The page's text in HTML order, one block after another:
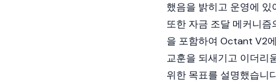
했음을 밝히고 운영에
또한 자금 조달 메커니즘
을 포함하여 Octant V2
교훈을 되새기고 이더리
위한 목표를 설명했습니